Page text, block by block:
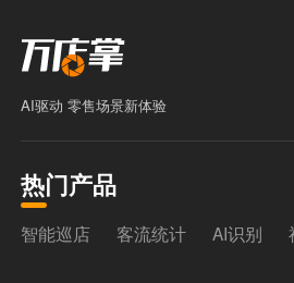
AI驱动 零售场景新体验
热门产品
智能巡店 客流统计 AI识别